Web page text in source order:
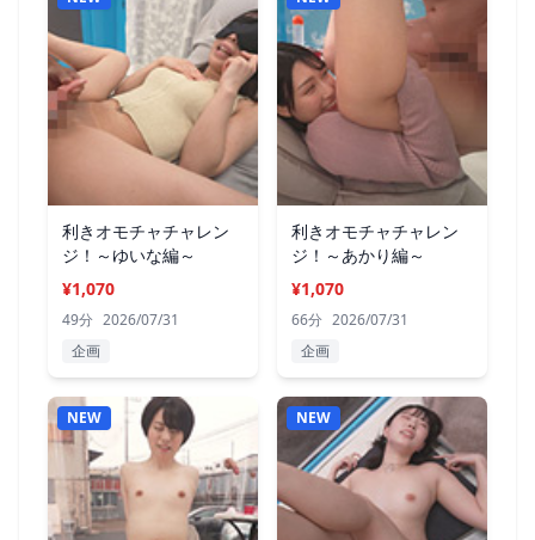
利きオモチャチャレン
ジ！～ゆいな編～
¥1,070
49分 2026/07/31
企画
利きオモチャチャレン
ジ！～あかり編～
¥1,070
66分 2026/07/31
企画
NEW NEW